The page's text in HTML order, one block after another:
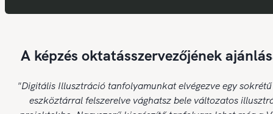
A képzés oktatásszervezőjének
"Digitális Illusztráció tanfolyamunkat elvégezve egy
eszköztárral felszerelve vághatsz bele változatos